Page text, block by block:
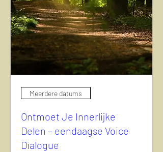
Meerdere datums
Ontmoet Je Innerlijke
Delen – eendaagse Voice
Dialogue